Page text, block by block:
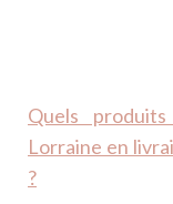
Quels
Lorraine en
?